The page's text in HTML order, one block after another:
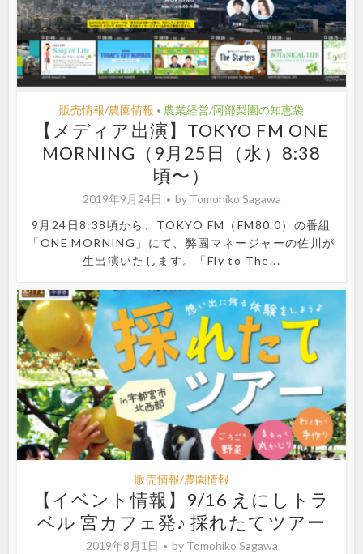
販売情報/農園情報 • 農業経営/阿部梨園の知恵袋
【メディア出演】TOKYO FM ONE
MORNING（9月25日（水）8:38
頃〜）
2019年9月24日 by Tomohiko Sagawa
9月24日8:38頃から、TOKYO FM（FM80.0）の番組
「ONE MORNING」にて、弊園マネージャーの佐川が
生出演いたします。「Fly to The...
販売情報/農園情報
【イベント情報】9/16 えにしトラ
ベル 宮カフェ発♪ 採れたてツアー
2019年8月1日 by Tomohiko Sagawa